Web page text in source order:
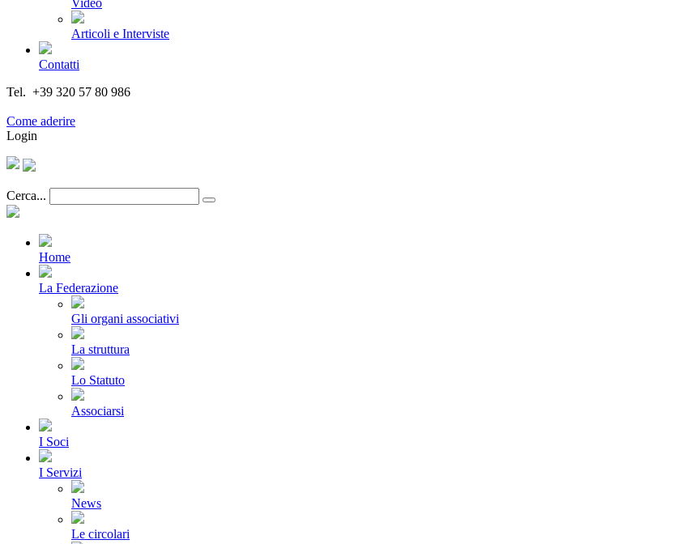
Video
Articoli e Interviste
Contatti
Tel. +39 320 57 80 986
Come aderire
Login
Cerca...
Home
La Federazione
Gli organi associativi
La struttura
Lo Statuto
Associarsi
I Soci
I Servizi
News
Le circolari